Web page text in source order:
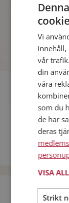
Fler singlar
Fler singelmän
Kvinnor från
Dejta kvinnor i
Dejta män i
Bli
Vi
innehåll,
vår
din
våra
som du
de har
deras
VISA
Strikt